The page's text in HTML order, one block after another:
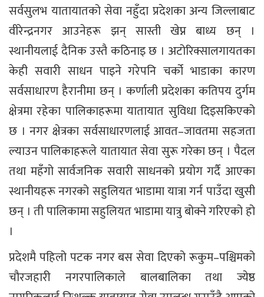
सर्वसुलभ यातायातको सेवा नहुँदा प्रदेशका अन्य जिल्लाबाट
वीरेन्द्रनगर आउनेहरू झन् सास्ती खेप्न बाध्य छन् ।
स्थानीयलाई दैनिक उस्तै कठिनाइ छ । अटोरिक्सालगायतका
केही सवारी साधन पाइने गरेपनि चर्को भाडाका कारण
सर्वसाधारण हैरानीमा छन् । कर्णाली प्रदेशका कतिपय दुर्गम
क्षेत्रमा रहेका पालिकाहरूमा यातायात सुविधा दिइसकिएको
छ । नगर क्षेत्रका सर्वसाधारणलाई आवत–जावतमा सहजता
ल्याउन पालिकाहरूले यातायात सेवा सुरू गरेका छन् । पैदल
तथा महँगो सार्वजनिक सवारी साधनको प्रयोग गर्दै आएका
स्थानीयहरू नगरको सहुलियत भाडामा यात्रा गर्न पाउँदा खुसी
छन् । ती पालिकामा सहुलियत भाडामा यात्रु बोक्ने गरिएको हो
।
प्रदेशमै पहिलो पटक नगर बस सेवा दिएको रूकुम–पश्चिमको
चौरजहारी नगरपालिकाले बालबालिका तथा ज्येष्ठ